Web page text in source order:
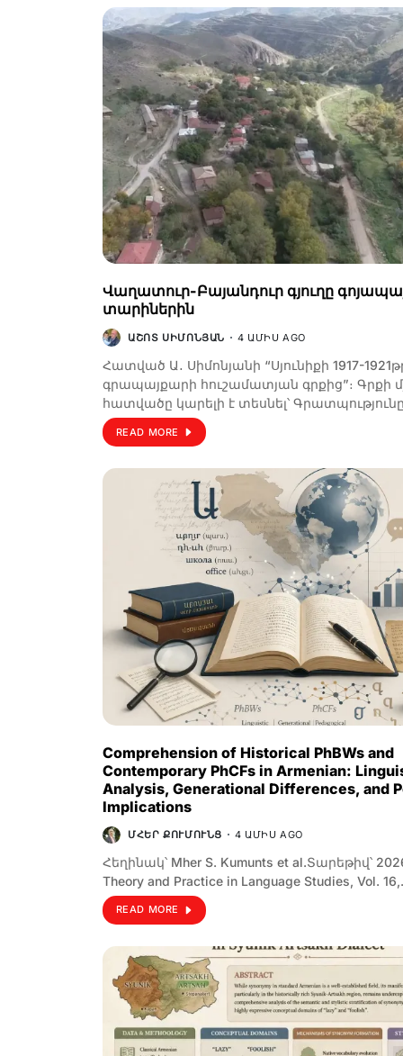
Վաղատուր-Բայանդուր գյուղը
տարիներին
ԱՇՈՏ ՍԻՄՈՆՅԱՆ 4 ԱՄԻՍ AGO
Հատված Ա․ Սիմոնյանի “Սյունիքի 1917-
գրապայքարի հուշամատյան գրքից”։ Գրքի
հատվածը կարելի է տեսնել՝
READ MORE
Comprehension of Historical PhBWs and
Contemporary PhCFs in Armenian:
Analysis, Generational Differences, and
Implications
ՄՀԵՐ ՔՈՒՄՈՒՆՑ 4 ԱՄԻՍ AGO
Հեղինակ՝ Mher S. Kumunts et al.Տարեթիվ՝
Theory and Practice in Language Studies, Vol.
READ MORE